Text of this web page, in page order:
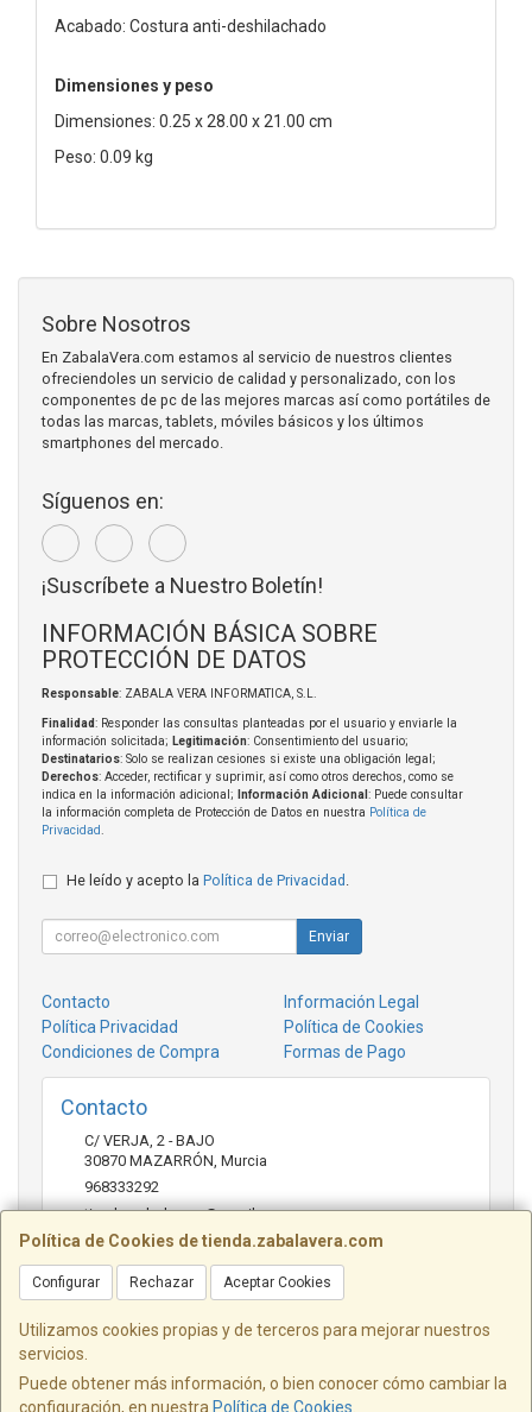
Acabado: Costura anti-deshilachado
Dimensiones y peso
Dimensiones: 0.25 x 28.00 x 21.00 cm
Peso: 0.09 kg
Política de Cookies de tienda.zabalavera.com
Configurar Rechazar Aceptar Cookies
Utilizamos cookies propias y de terceros para mejorar nuestros
servicios.
Puede obtener más información, o bien conocer cómo cambiar la
configuración, en nuestra Política de Cookies
Sobre Nosotros
En ZabalaVera.com estamos al servicio de nuestros clientes
ofreciendoles un servicio de calidad y personalizado, con los
componentes de pc de las mejores marcas así como portátiles de
todas las marcas, tablets, móviles básicos y los últimos
smartphones del mercado.
Síguenos en:
¡Suscríbete a Nuestro Boletín!
INFORMACIÓN BÁSICA SOBRE
PROTECCIÓN DE DATOS
Responsable: ZABALA VERA INFORMATICA, S.L.
Finalidad: Responder las consultas planteadas por el usuario y enviarle la
información solicitada; Legitimación: Consentimiento del usuario;
Destinatarios: Solo se realizan cesiones si existe una obligación legal;
Derechos: Acceder, rectificar y suprimir, así como otros derechos, como se
indica en la información adicional;
Información Adicional : Puede consultar
la información completa de Protección de Datos en nuestra Política de
Privacidad
He leído y acepto la Política de Privacidad
Enviar
Contacto
Información Legal
Política Privacidad
Política de Cookies
Condiciones de Compra
Formas de Pago
Contacto
C/ VERJA, 2 - BAJO
30870 MAZARRÓN Murcia
968333292
tienda.zabalavera@gmail.com
Horario
9:30-14:00 y 17:30-20:00